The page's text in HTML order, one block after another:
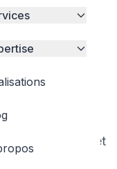
:
et
marocaines, et